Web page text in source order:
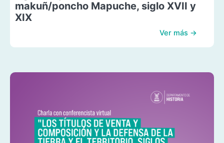
makuñ/poncho Mapuche, siglo XVII y
XIX
Ver más →